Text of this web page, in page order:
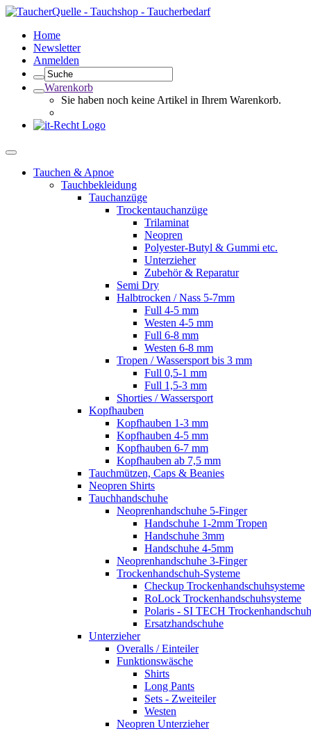
Home
Newsletter
Anmelden
Warenkorb
Sie haben noch keine Artikel in Ihrem Warenkorb.
Tauchen & Apnoe
Tauchbekleidung
Tauchanzüge
Trockentauchanzüge
Trilaminat
Neopren
Polyester-Butyl & Gummi etc.
Unterzieher
Zubehör & Reparatur
Semi Dry
Halbtrocken / Nass 5-7mm
Full 4-5 mm
Westen 4-5 mm
Full 6-8 mm
Westen 6-8 mm
Tropen / Wassersport bis 3 mm
Full 0,5-1 mm
Full 1,5-3 mm
Shorties / Wassersport
Kopfhauben
Kopfhauben 1-3 mm
Kopfhauben 4-5 mm
Kopfhauben 6-7 mm
Kopfhauben ab 7,5 mm
Tauchmützen, Caps & Beanies
Neopren Shirts
Tauchhandschuhe
Neoprenhandschuhe 5-Finger
Handschuhe 1-2mm Tropen
Handschuhe 3mm
Handschuhe 4-5mm
Neoprenhandschuhe 3-Finger
Trockenhandschuh-Systeme
Checkup Trockenhandschuhsysteme
RoLock Trockenhandschuhsysteme
Polaris - SI TECH
Ersatzhandschuhe
Unterzieher
Overalls / Einteiler
Funktionswäsche
Shirts
Long Pants
Sets - Zweiteiler
Westen
Neopren Unterzieher